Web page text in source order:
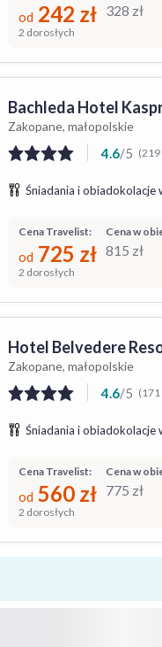
328 zł
od 242 zł
2 dorosłych
Bachleda Hotel
Zakopane, małopolskie
4.6/5
Śniadania i obiadokolacje
Cena w
815 zł
Cena Travelist:
od 725 zł
2 dorosłych
Hotel Belvedere
Zakopane, małopolskie
4.6/5
Śniadania i obiadokolacje
Cena w
775 zł
Cena Travelist:
od 560 zł
2 dorosłych